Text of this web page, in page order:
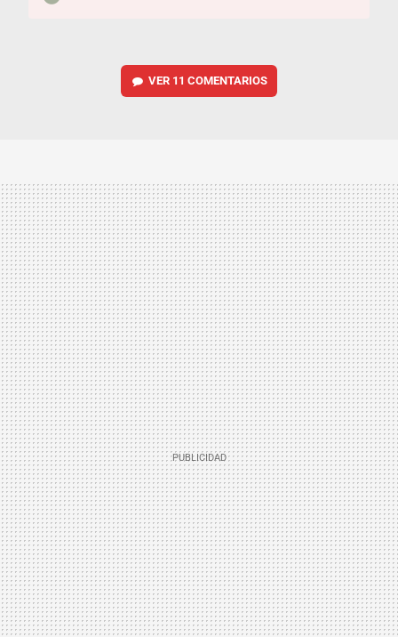
VER 11 COMENTARIOS